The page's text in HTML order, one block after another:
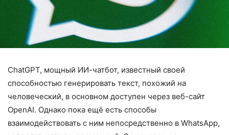
ChatGPT, мощный ИИ-чатбот, известный своей
способностью генерировать текст, похожий на
человеческий, в основном доступен через веб-сайт
OpenAI. Однако пока ещё есть способы
взаимодействовать с ним непосредственно в WhatsApp,